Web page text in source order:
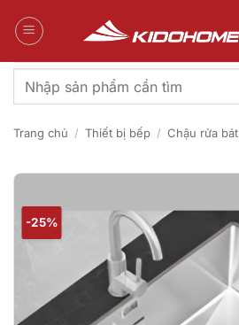
qua
Tìm
kiếm:
Trang chủ / Thiết bị bếp / Chậu rửa bát
-25%